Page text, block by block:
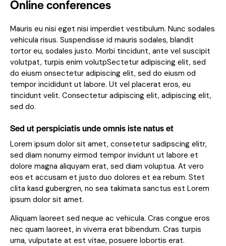
Online conferences
Mauris eu nisi eget nisi imperdiet vestibulum. Nunc sodales
vehicula risus. Suspendisse id mauris sodales, blandit
tortor eu, sodales justo. Morbi tincidunt, ante vel suscipit
volutpat, turpis enim volutpSectetur adipiscing elit, sed
do eiusm onsectetur adipiscing elit, sed do eiusm od
tempor incididunt ut labore. Ut vel placerat eros, eu
tincidunt velit. Consectetur adipiscing elit, adipiscing elit,
sed do.
Sed ut perspiciatis unde omnis iste natus et
Lorem ipsum dolor sit amet, consetetur sadipscing elitr,
sed diam nonumy eirmod tempor invidunt ut labore et
dolore magna aliquyam erat, sed diam voluptua. At vero
eos et accusam et justo duo dolores et ea rebum. Stet
clita kasd gubergren, no sea takimata sanctus est Lorem
ipsum dolor sit amet.
Aliquam laoreet sed neque ac vehicula. Cras congue eros
nec quam laoreet, in viverra erat bibendum. Cras turpis
urna, vulputate at est vitae, posuere lobortis erat.